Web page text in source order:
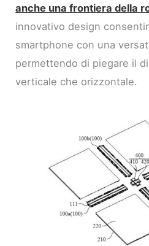
anche una frontiera della
innovativo design
smartphone con una
permettendo di piegare il
verticale che orizzontale.